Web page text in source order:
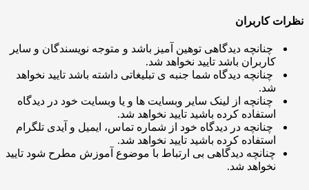
کاربران
چنانچه دیدگاهی توهین آمیز باشد و متوجه نویسندگان و سایر
کاربران باشد تایید نخواهد شد.
چنانچه دیدگاه شما جنبه ی تبلیغاتی داشته باشد تایید نخواهد
چنانچه از لینک سایر وبسایت ها و یا وبسایت خود در دیدگاه
استفاده کرده باشید تایید نخواهد شد.
چنانچه در دیدگاه خود از شماره تماس، ایمیل و آیدی تلگرام
استفاده کرده باشید تایید نخواهد شد.
چنانچه دیدگاهی بی ارتباط با موضوع آموزش مطرح شود تایید
نخواهد شد.